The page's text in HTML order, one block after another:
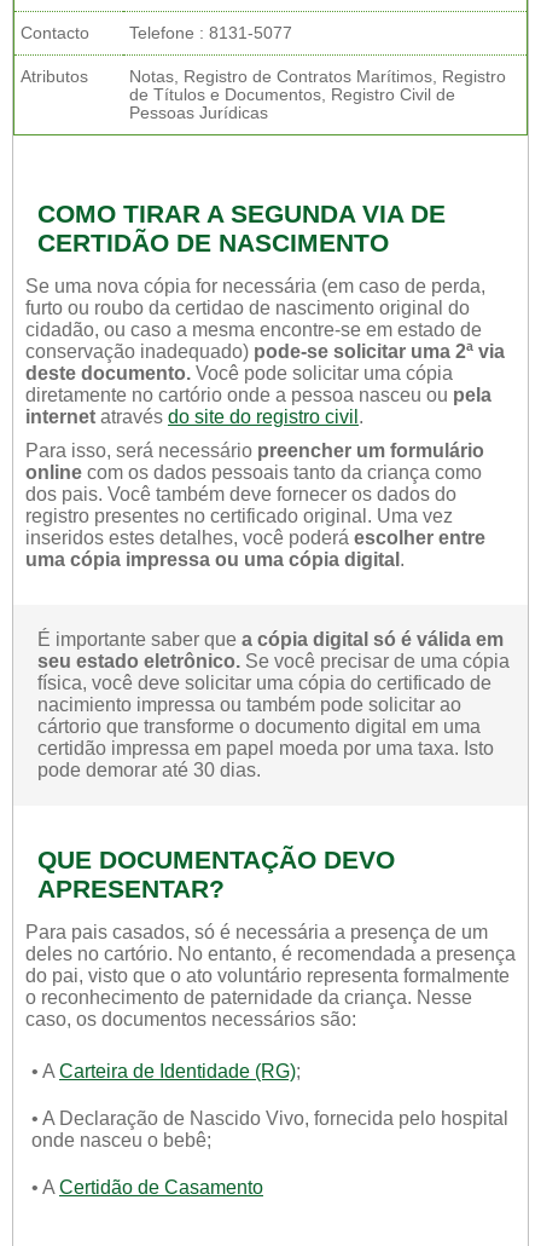
Contacto Telefone : 8131-5077
Atributos
Notas, Registro de Contratos Marítimos, Registro
de Títulos e Documentos, Registro Civil de
Pessoas Jurídicas
COMO TIRAR A SEGUNDA VIA DE
CERTIDÃO DE NASCIMENTO
Se uma nova cópia for necessária (em caso de perda,
furto ou roubo da certidao de nascimento original do
cidadão, ou caso a mesma encontre-se em estado de
conservação inadequado) pode-se solicitar uma 2ª via
deste documento. Você pode solicitar uma cópia
diretamente no cartório onde a pessoa nasceu ou pela
internet através do site do registro civil .
Para isso, será necessário preencher um formulário
online com os dados pessoais tanto da criança como
dos pais. Você também deve fornecer os dados do
registro presentes no certificado original. Uma vez
inseridos estes detalhes, você poderá escolher entre
uma cópia impressa ou uma cópia digital .
É importante saber que a cópia digital só é válida em
seu estado eletrônico. Se você precisar de uma cópia
física, você deve solicitar uma cópia do certificado de
nacimiento impressa ou também pode solicitar ao
cártorio que transforme o documento digital em uma
certidão impressa em papel moeda por uma taxa. Isto
pode demorar até 30 dias.
QUE DOCUMENTAÇÃO DEVO
APRESENTAR?
Para pais casados, só é necessária a presença de um
deles no cartório. No entanto, é recomendada a presença
do pai, visto que o ato voluntário representa formalmente
o reconhecimento de paternidade da criança. Nesse
caso, os documentos necessários são:
• A Carteira de Identidade (RG);
• A Declaração de Nascido Vivo, fornecida pelo hospital
onde nasceu o bebê;
• A Certidão de Casamento